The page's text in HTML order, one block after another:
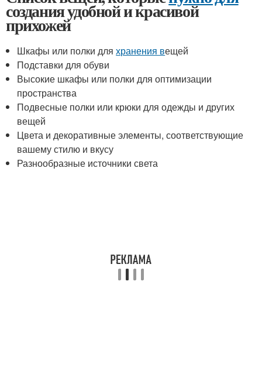
создания удобной и красивой
прихожей
Шкафы или полки дляхранения вещей
Подставки для обуви
Высокие шкафы или полки для оптимизации
пространства
Подвесные полки или крюки для одежды и других
вещей
Цвета и декоративные элементы, соответствующие
вашему стилю и вкусу
Разнообразные источники света